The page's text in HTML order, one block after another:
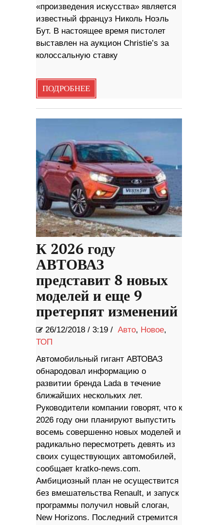
«произведения искусства» является
известный француз Николь Ноэль
Бут. В настоящее время пистолет
выставлен на аукцион Christie’s за
колоссальную ставку
ПОДРОБНЕЕ
К 2026 году
АВТОВАЗ
представит 8 новых
моделей и еще 9
претерпят изменений
26/12/2018 / 3:19 / Авто, Новое,
ТОП
Автомобильный гигант АВТОВАЗ
обнародовал информацию о
развитии бренда Lada в течение
ближайших нескольких лет.
Руководители компании говорят, что к
2026 году они планируют выпустить
восемь совершенно новых моделей и
радикально пересмотреть девять из
своих существующих автомобилей,
сообщает kratko-news.com.
Амбициозный план не осуществится
без вмешательства Renault, и запуск
программы получил новый слоган,
New Horizons. Последний стремится